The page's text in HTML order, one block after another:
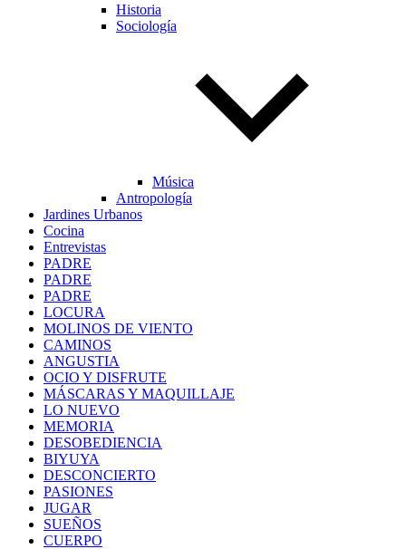
Historia
Sociología
Música
Antropología
Jardines Urbanos
Cocina
Entrevistas
PADRE
PADRE
PADRE
LOCURA
MOLINOS DE VIENTO
CAMINOS
ANGUSTIA
OCIO Y DISFRUTE
MÁSCARAS Y MAQUILLAJE
LO NUEVO
MEMORIA
DESOBEDIENCIA
BIYUYA
DESCONCIERTO
PASIONES
JUGAR
SUEÑOS
CUERPO